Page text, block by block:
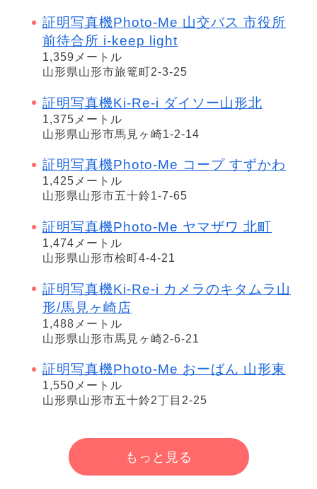
証明写真機Photo-Me 山交バス 市役所
前待合所 i-keep light
1,359メートル
山形県山形市旅篭町2-3-25
証明写真機Ki-Re-i ダイソー山形北
1,375メートル
山形県山形市馬見ヶ崎1-2-14
証明写真機Photo-Me コープ すずかわ
1,425メートル
山形県山形市五十鈴1-7-65
証明写真機Photo-Me ヤマザワ 北町
1,474メートル
山形県山形市桧町4-4-21
証明写真機Ki-Re-i カメラのキタムラ山
形/馬見ヶ崎店
1,488メートル
山形県山形市馬見ヶ崎2-6-21
証明写真機Photo-Me おーばん 山形東
1,550メートル
山形県山形市五十鈴2丁目2-25
もっと見る